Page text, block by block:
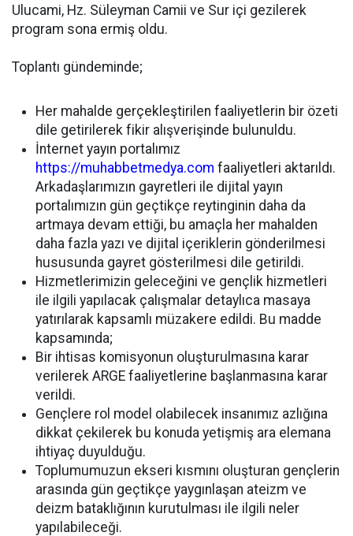
Ulucami, Hz. Süleyman Camii ve Sur içi gezilerek
program sona ermiş oldu.
Toplantı gündeminde;
Her mahalde gerçekleştirilen faaliyetlerin bir özeti
dile getirilerek fikir alışverişinde bulunuldu.
İnternet yayın portalımız
https://muhabbetmedya.com faaliyetleri aktarıldı.
Arkadaşlarımızın gayretleri ile dijital yayın
portalımızın gün geçtikçe reytinginin daha da
artmaya devam ettiği, bu amaçla her mahalden
daha fazla yazı ve dijital içeriklerin gönderilmesi
hususunda gayret gösterilmesi dile getirildi.
Hizmetlerimizin geleceğini ve gençlik hizmetleri
ile ilgili yapılacak çalışmalar detaylıca masaya
yatırılarak kapsamlı müzakere edildi. Bu madde
kapsamında;
Bir ihtisas komisyonun oluşturulmasına karar
verilerek ARGE faaliyetlerine başlanmasına karar
verildi.
Gençlere rol model olabilecek insanımız azlığına
dikkat çekilerek bu konuda yetişmiş ara elemana
ihtiyaç duyulduğu.
Toplumumuzun ekseri kısmını oluşturan gençlerin
arasında gün geçtikçe yaygınlaşan ateizm ve
deizm bataklığının kurutulması ile ilgili neler
yapılabileceği.